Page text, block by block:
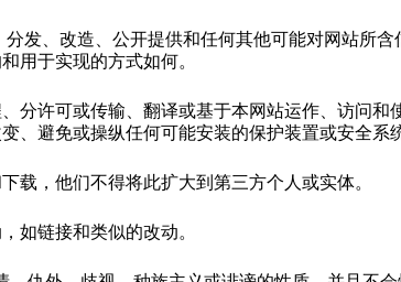
分发、改造、公开提供和任何其他可能对网站所
用于实现的方式如何。
分许可或传输、翻译或基于本网站运作、访问和
、避免或操纵任何可能安装的保护装置或安全系
载，他们不得将此扩大到第三方个人或实体。
如链接和类似的改动。